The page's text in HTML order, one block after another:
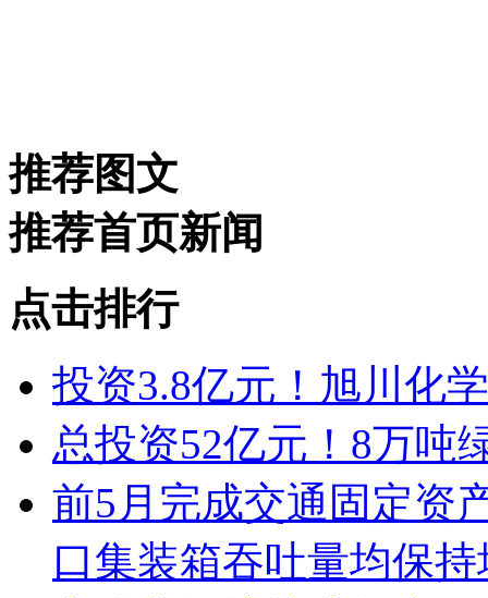
推荐图文
推荐首页新闻
点击排行
投资3.8亿元！旭川化
总投资52亿元！8万吨
前5月完成交通固定资
口集装箱吞吐量均保